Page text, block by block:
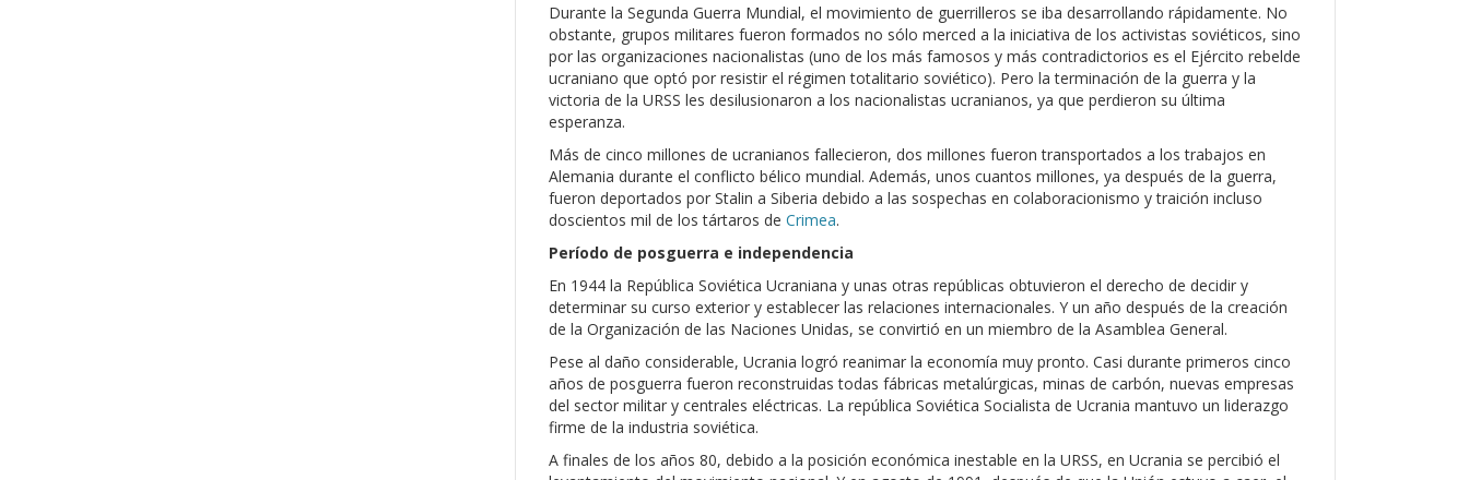
Durante la Segunda Guerra Mundial, el movimiento de guerrilleros se iba desarrollando rápidamente. No
obstante, grupos militares fueron formados no sólo merced a la iniciativa de los activistas soviéticos, sino
por las organizaciones nacionalistas (uno de los más famosos y más contradictorios es el Ejército rebelde
ucraniano que optó por resistir el régimen totalitario soviético). Pero la terminación de la guerra y la
victoria de la URSS les desilusionaron a los nacionalistas ucranianos, ya que perdieron su última
esperanza.
Más de cinco millones de ucranianos fallecieron, dos millones fueron transportados a los trabajos en
Alemania durante el conflicto bélico mundial. Además, unos cuantos millones, ya después de la guerra,
fueron deportados por Stalin a Siberia debido a las sospechas en colaboracionismo y traición incluso
doscientos mil de los tártaros de Crimea.
Período de posguerra e independencia
En 1944 la República Soviética Ucraniana y unas otras repúblicas obtuvieron el derecho de decidir y
determinar su curso exterior y establecer las relaciones internacionales. Y un año después de la creación
de la Organización de las Naciones Unidas, se convirtió en un miembro de la Asamblea General.
Pese al daño considerable, Ucrania logró reanimar la economía muy pronto. Casi durante primeros cinco
años de posguerra fueron reconstruidas todas fábricas metalúrgicas, minas de carbón, nuevas empresas
del sector militar y centrales eléctricas. La república Soviética Socialista de Ucrania mantuvo un liderazgo
firme de la industria soviética.
A finales de los años 80, debido a la posición económica inestable en la URSS, en Ucrania se percibió el